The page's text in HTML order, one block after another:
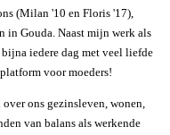
(Milan '10 en Floris '17),
in Gouda. Naast mijn werk als
iedere dag met veel liefde
voor moeders!
ons gezinsleven, wonen,
van balans als werkende